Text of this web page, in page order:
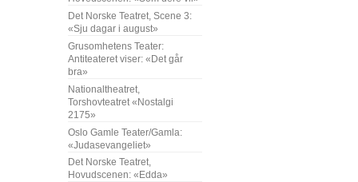
Det Norske Teatret, Scene 3:
«Sju dagar i august»
Grusomhetens Teater:
Antiteateret viser: «Det går
bra»
Nationaltheatret,
Torshovteatret «Nostalgi
2175»
Oslo Gamle Teater/Gamla:
«Judasevangeliet»
Det Norske Teatret,
Hovudscenen: «Edda»